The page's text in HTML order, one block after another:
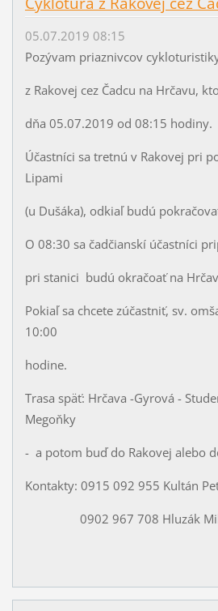
05.07.2019 08:15
Pozývam priaznivcov
z Rakovej cez Čadcu na Hrčavu,
dňa 05.07.2019 od 08:15 hodiny.
Účastníci sa tretnú v Rakovej pri
Lipami
(u Dušáka), odkiaľ budú
O 08:30 sa čadčianskí účastníci
pri stanici budú okračoať na
Pokiaľ sa chcete zúčastniť, sv.
10:00
hodine.
Trasa späť: Hrčava -Gyrová -
Megoňky
- a potom buď do Rakovej alebo
Kontakty: 0915 092 955 Kultán
0902 967 708 Hluzák